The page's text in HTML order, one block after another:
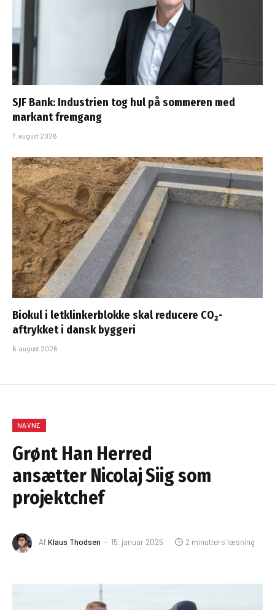
SJF Bank: Industrien tog hul på sommeren med
markant fremgang
7. august 2026
Biokul i letklinkerblokke skal reducere CO₂-
aftrykket i dansk byggeri
6. august 2026
NAVNE
Grønt Han Herred
ansætter Nicolaj Siig som
projektchef
AfKlaus Thodsen 15. januar 2025 2 minutters læsning